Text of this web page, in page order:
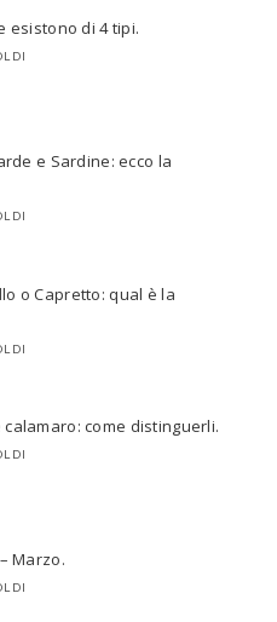
esistono di 4 tipi.
e Sardine: ecco la
o Capretto: qual è la
come distinguerli.
Marzo.